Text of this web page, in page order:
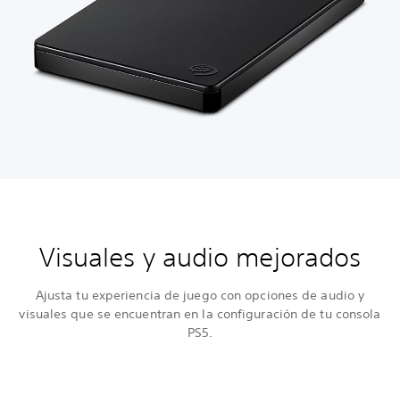
Visuales y audio mejorados
Ajusta tu experiencia de juego con opciones de audio y
visuales que se encuentran en la configuración de tu consola
PS5.